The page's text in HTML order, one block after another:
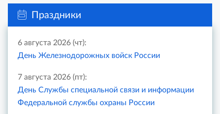
Праздники
6 августа 2026 (чт):
День Железнодорожных войск России
7 августа 2026 (пт):
День Службы специальной связи и информации
Федеральной службы охраны России